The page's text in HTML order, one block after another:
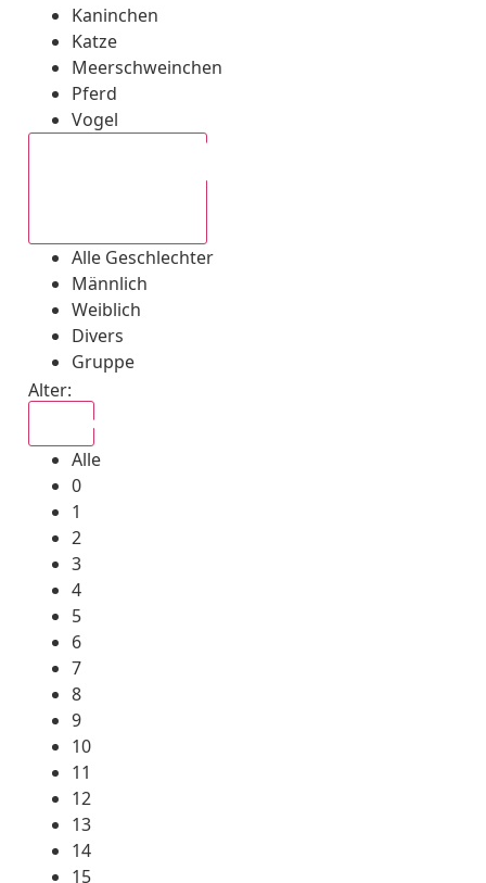
Kaninchen
Katze
Meerschweinchen
Pferd
Vogel
Alle Geschlechter
Männlich
Weiblich
Divers
Gruppe
Alter:
Alle
0
1
2
3
4
5
6
7
8
9
10
11
12
13
14
15